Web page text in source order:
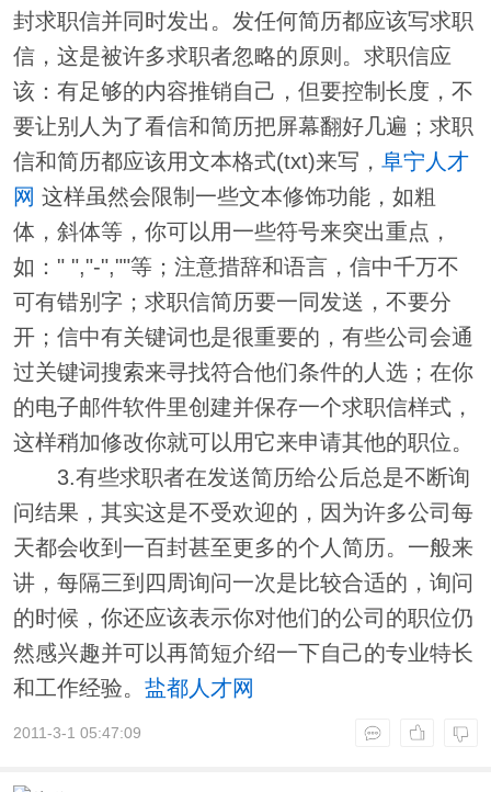
封求职信并同时发出。发任何简历都应该写求职
信，这是被许多求职者忽略的原则。求职信应
该：有足够的内容推销自己，但要控制长度，不
要让别人为了看信和简历把屏幕翻好几遍；求职
信和简历都应该用文本格式(txt)来写， 阜宁人才
网 这样虽然会限制一些文本修饰功能，如粗
体，斜体等，你可以用一些符号来突出重点，
如：" ","-",""等；注意措辞和语言，信中千万不
可有错别字；求职信简历要一同发送，不要分
开；信中有关键词也是很重要的，有些公司会通
过关键词搜索来寻找符合他们条件的人选；在你
的电子邮件软件里创建并保存一个求职信样式，
这样稍加修改你就可以用它来申请其他的职位。
3.有些求职者在发送简历给公后总是不断询
问结果，其实这是不受欢迎的，因为许多公司每
天都会收到一百封甚至更多的个人简历。一般来
讲，每隔三到四周询问一次是比较合适的，询问
的时候，你还应该表示你对他们的公司的职位仍
然感兴趣并可以再简短介绍一下自己的专业特长
和工作经验。 盐都人才网
2011-3-1 05:47:09